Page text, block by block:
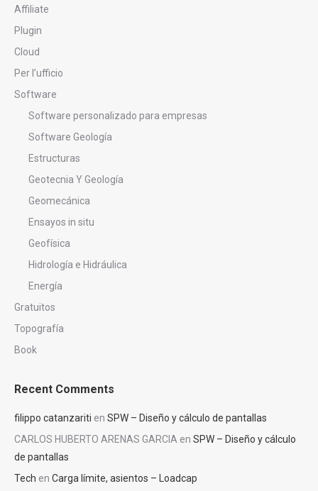
Affiliate
Plugin
Cloud
Per l’ufficio
Software
Software personalizado para empresas
Software Geología
Estructuras
Geotecnia Y Geología
Geomecánica
Ensayos in situ
Geofísica
Hidrología e Hidráulica
Energía
Gratuitos
Topografía
Book
Recent Comments
filippo catanzariti en SPW – Diseño y cálculo de pantallas
CARLOS HUBERTO ARENAS GARCIA en SPW – Diseño y cálculo
de pantallas
Tech en Carga límite, asientos – Loadcap